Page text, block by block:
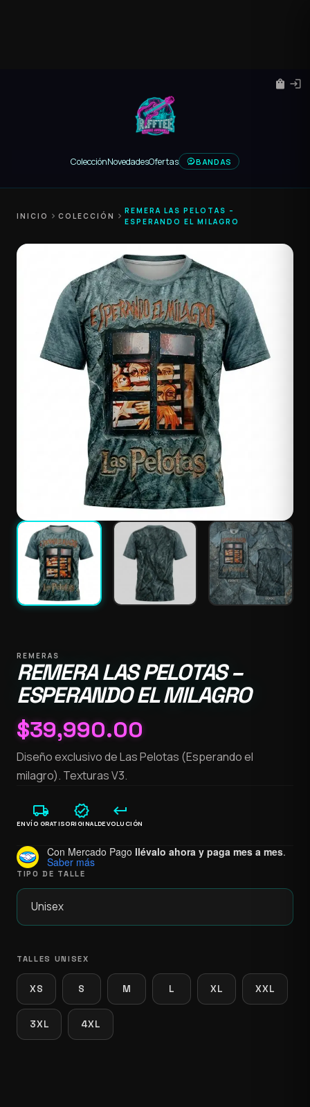
ColecciónNovedadesOfertas BANDAS
shopping_bag login
INICIO chevron_right COLECCIÓN chevron_right
REMERA LAS PELOTAS –
ESPERANDO EL MILAGRO
REMERAS
REMERA LAS PELOTAS –
ESPERANDO EL MILAGRO
$39,990.00
Diseño exclusivo de Las Pelotas (Esperando el
milagro). Texturas V3.
local_shipping
ENVÍO GRATIS
verified
ORIGINAL
keyboard_return
DEVOLUCIÓN
Con Mercado Pago llévalo ahora y paga mes a mes.
Saber más
TIPO DE TALLE
TALLES UNISEX
XS S M L XL XXL
3XL 4XL